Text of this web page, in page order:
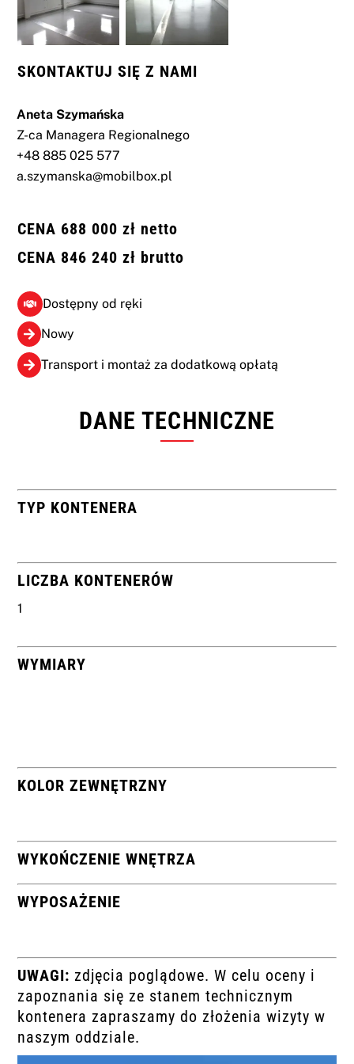
SKONTAKTUJ SIĘ Z NAMI
Aneta Szymańska
Z-ca Managera Regionalnego
+48 885 025 577
a.szymanska@mobilbox.pl
CENA 688 000 zł netto
CENA 846 240 zł brutto
Dostępny od ręki
Nowy
Transport i montaż za dodatkową opłatą
DANE TECHNICZNE
TYP KONTENERA
LICZBA KONTENERÓW
1
WYMIARY
KOLOR ZEWNĘTRZNY
WYKOŃCZENIE WNĘTRZA
WYPOSAŻENIE
UWAGI: zdjęcia poglądowe. W celu oceny i
zapoznania się ze stanem technicznym
kontenera zapraszamy do złożenia wizyty w
naszym oddziale.